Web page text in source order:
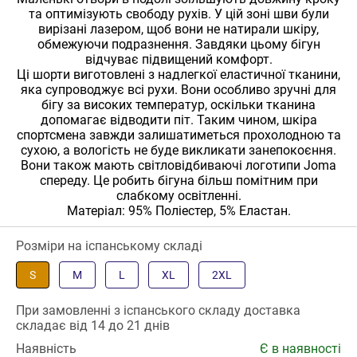
та оптимізують свободу рухів. У цій зоні шви були
вирізані лазером, щоб вони не натирали шкіру,
обмежуючи подразнення. Завдяки цьому бігун
відчуває підвищений комфорт.
Ці шорти виготовлені з надлегкої еластичної тканини,
яка супроводжує всі рухи. Вони особливо зручні для
бігу за високих температур, оскільки тканина
допомагає відводити піт. Таким чином, шкіра
спортсмена завжди залишатиметься прохолодною та
сухою, а вологість не буде викликати занепокоєння.
Вони також мають світловідбиваючі логотипи Joma
спереду. Це робить бігуна більш помітним при
слабкому освітленні.
Матеріал: 95% Поліестер, 5% Еластан.
Розміри на іспанському складі
S M L XL 2XL
При замовленні з іспанського складу доставка
складає від 14 до 21 днів
Наявність
Є в наявності